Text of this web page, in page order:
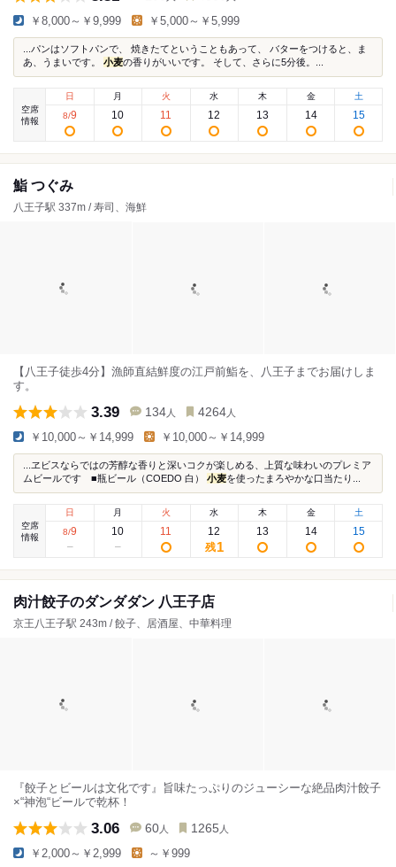
￥8,000～￥9,999 ￥5,000～￥5,999
...パンはソフトパンで、 焼きたてということもあって、 バターをつけると、ま
あ、うまいです。 小麦の香りがいいです。 そして、さらに5分後。...
空席
情報
日
8/9
月
10
火
11
水
12
木
13
金
14
土
15
鮨 つぐみ
八王子駅 337m / 寿司、海鮮
【八王子徒歩4分】漁師直結鮮度の江戸前鮨を、八王子までお届けしま
す。
3.39 134 人 4264 人
￥10,000～￥14,999 ￥10,000～￥14,999
...ヱビスならではの芳醇な香りと深いコクが楽しめる、上質な味わいのプレミア
ムビールです ■瓶ビール（COEDO 白） 小麦を使ったまろやかな口当たり...
空席
情報
日
8/9
月
10
火
11
水
12
残1
木
13
金
14
土
15
肉汁餃子のダンダダン 八王子店
京王八王子駅 243m / 餃子、居酒屋、中華料理
『餃子とビールは文化です』旨味たっぷりのジューシーな絶品肉汁餃子
×“神泡“ビールで乾杯！
3.06 60 人 1265 人
￥2,000～￥2,999 ～￥999